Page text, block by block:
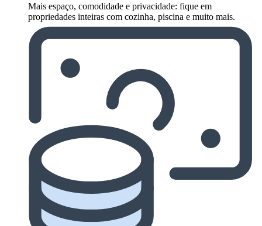
Mais espaço, comodidade e privacidade: fique em
propriedades inteiras com cozinha, piscina e muito mais.